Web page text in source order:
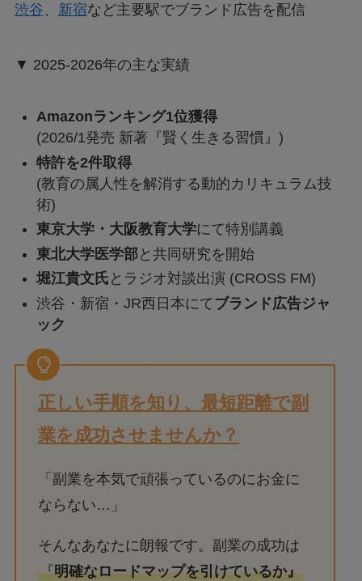
渋谷、 新宿など主要駅でブランド広告を配信
▼ 2025-2026年の主な実績
Amazonランキング1位獲得
(2026/1発売 新著『賢く生きる習慣』)
特許を2件取得
(教育の属人性を解消する動的カリキュラム技
術)
東京大学・大阪教育大学にて特別講義
東北大学医学部と共同研究を開始
堀江貴文氏 とラジオ対談出演 (CROSS FM)
渋谷・新宿・JR西日本にてブランド広告ジャ
ック
正しい手順を知り、最短距離で副
業を成功させませんか？
「副業を本気で頑張っているのにお金に
ならない…」
そんなあなたに朗報です。副業の成功は
『明確なロードマップを引けているか』